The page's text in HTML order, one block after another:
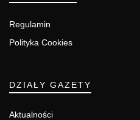
Regulamin
Polityka Cookies
DZIAŁY GAZETY
Aktualności